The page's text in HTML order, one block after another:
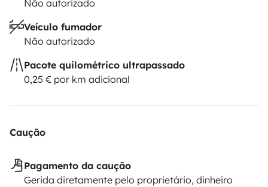
Não autorizado
Veículo fumador
Não autorizado
Pacote quilométrico ultrapassado
0,25 € por km adicional
Caução
Pagamento da caução
Gerida diretamente pelo proprietário, dinheiro